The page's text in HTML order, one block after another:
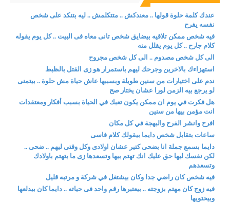
عندك كلمة حلوة قولها .. معندكش .. متتكلمش .. ليه بتنكد على شخص
نفسه يفرح
فيه شخص ممكن تلاقيه بيضايق شخص تانى معاه فى البيت .. كل يوم يقوله
كلام جارح .. كل يوم يقلل منه
الى كل شخص مصدوم .. الى كل شخص مجروح
استهزاءك بالاخرين وجرحك ليهم باستمرار هو زى القتل بالظبط
ندم على اختيارات من سنين طويلة وبسببها عاش حياة مش حلوة .. بيتمنى
لو يرجع بيه الزمن لورا عشان يختار صح
هل فكرت في يوم ان ممكن يكون تعبك في الحياة بسبب أفكار ومعتقدات
انت مؤمن بيها من سنين
افرح وانشر الفرح والبهجة في كل مكان
ساعات بتقابل شخص دايما بيقولك كلام قاسى
دايما بسمع جملة انا بضحى كتير عشان اولادى وكل وقتى ليهم .. ضحى ..
لكن نفسك ليها حق عليك انك تهتم بيها وتسعدها زى ما بتهتم باولادك
وتسعدهم
فيه شخص كان راضي جدا وكان بيشتغل في شركة و مرتبه قليل
فيه زوج كان مهتم بزوجته .. بيعتبرها رقم واحد فى حياته .. دايما كان بيدلعها
وبيحتويها